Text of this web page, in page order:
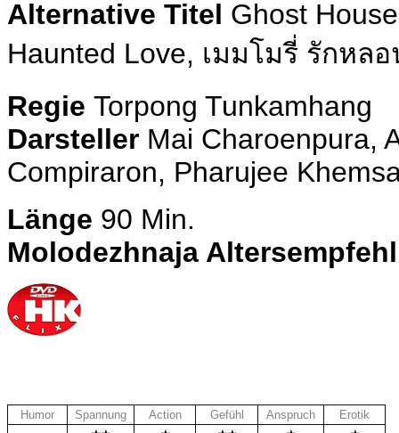
Alternative Titel Ghost
Haunted Love, เมมโมรี่ รักหล
Regie Torpong Tunkamhang
Darsteller Mai Charoenpura,
Compiraron, Pharujee
Länge 90 Min.
Molodezhnaja
Humor Spannung Action Gefühl Anspruch
Erotik